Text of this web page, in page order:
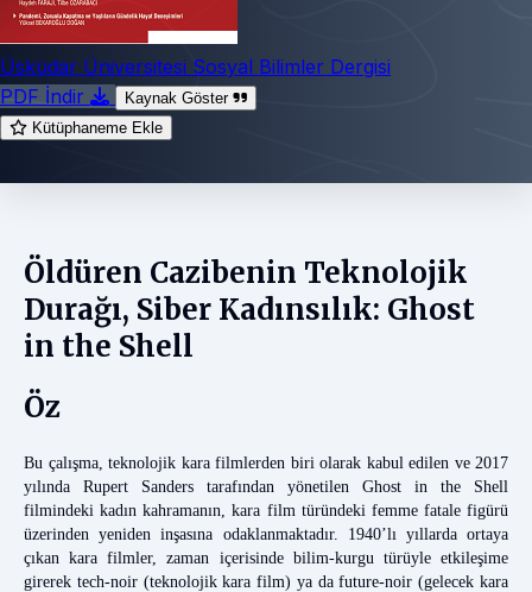
Üsküdar Üniversitesi Sosyal Bilimler Dergisi
PDF İndir
Kaynak Göster
Kütüphaneme Ekle
Öldüren Cazibenin Teknolojik
Durağı, Siber Kadınsılık: Ghost
in the Shell
Öz
Bu çalışma, teknolojik kara filmlerden biri olarak kabul edilen ve 2017
yılında Rupert Sanders tarafından yönetilen Ghost in the Shell
filmindeki kadın kahramanın, kara film türündeki femme fatale figürü
üzerinden yeniden inşasına odaklanmaktadır. 1940’lı yıllarda ortaya
çıkan kara filmler, zaman içerisinde bilim-kurgu türüyle etkileşime
girerek tech-noir (teknolojik kara film) ya da future-noir (gelecek kara